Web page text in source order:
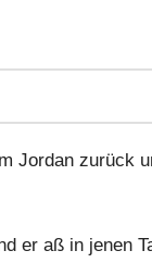
Jordan zurück
er aß in jenen